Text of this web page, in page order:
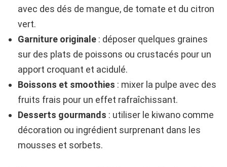
avec des dés de mangue, de tomate et du citron
vert.
Garniture originale : déposer quelques graines
sur des plats de poissons ou crustacés pour un
apport croquant et acidulé.
Boissons et smoothies : mixer la pulpe avec des
fruits frais pour un effet rafraîchissant.
Desserts gourmands : utiliser le kiwano comme
décoration ou ingrédient surprenant dans les
mousses et sorbets.